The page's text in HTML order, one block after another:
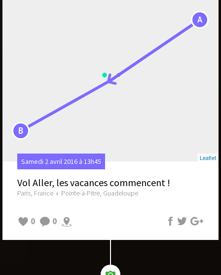
A
B
Leaflet
Samedi 2 avril 2016 à 13h45
Vol Aller, les vacances commencent !
Paris, France › Pointe-à-Pitre, Guadeloupe
0 0